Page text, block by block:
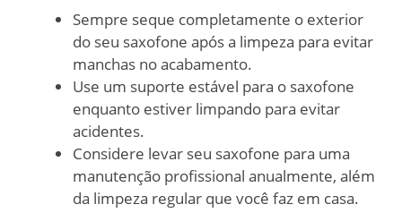
Sempre seque completamente o exterior
do seu saxofone após a limpeza para evitar
manchas no acabamento.
Use um suporte estável para o saxofone
enquanto estiver limpando para evitar
acidentes.
Considere levar seu saxofone para uma
manutenção profissional anualmente, além
da limpeza regular que você faz em casa.